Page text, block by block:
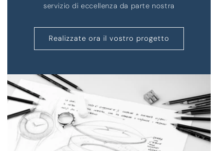
servizio di eccellenza da parte nostra
Realizzate ora il vostro progetto